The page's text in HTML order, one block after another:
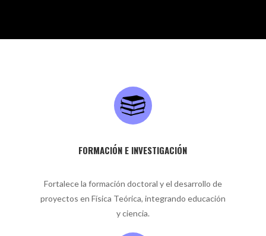
FORMACIÓN E INVESTIGACIÓN
Fortalece la formación doctoral y el desarrollo de
proyectos en Física Teórica, integrando educación
y ciencia.